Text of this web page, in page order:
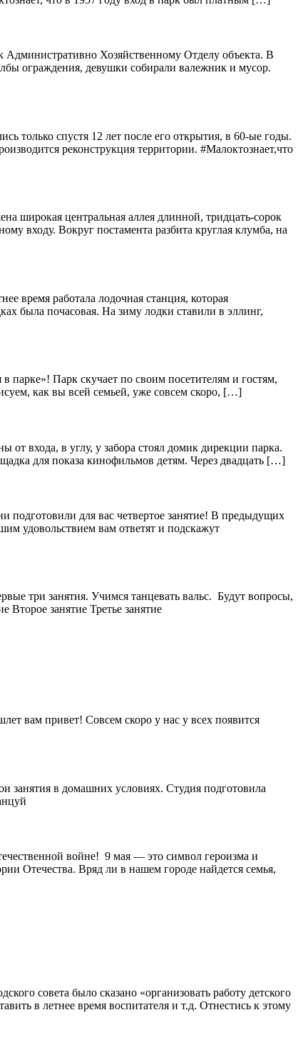
Административно Хозяйственному Отделу объекта. В
ограждения, девушки собирали валежник и мусор.
только спустя 12 лет после его открытия, в 60-ые годы.
реконструкция территории. #Малоктознает,что
широкая центральная аллея длинной, тридцать-сорок
входу. Вокруг постамента разбита круглая клумба, на
время работала лодочная станция, которая
была почасовая. На зиму лодки ставили в эллинг,
Парк скучает по своим посетителям и гостям,
как вы всей семьей, уже совсем скоро, […]
от входа, в углу, у забора стоял домик дирекции парка.
для показа кинофильмов детям. Через двадцать […]
для вас четвертое занятие! В предыдущих
удовольствием вам ответят и подскажут
три занятия. Учимся танцевать вальс. Будут вопросы,
занятие Третье занятие
вам привет! Совсем скоро у нас у всех появится
занятия в домашних условиях. Студия подготовила
войне! 9 мая — это символ героизма и
Отечества. Вряд ли в нашем городе найдется семья,
совета было сказано «организовать работу детского
в летнее время воспитателя и т.д. Отнестись к этому